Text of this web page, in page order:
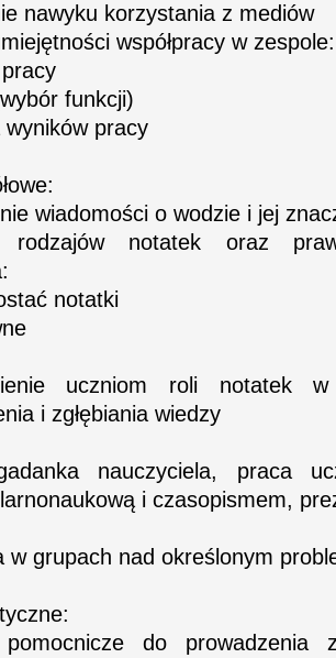
nawyku korzystania z mediów
współpracy w zespole:
funkcji)
pracy
wiadomości o wodzie i jej
rodzajów notatek oraz
notatki
uczniom roli notatek
i zgłębiania wiedzy
nauczyciela, praca
i czasopismem,
w grupach nad określonym
do prowadzenia